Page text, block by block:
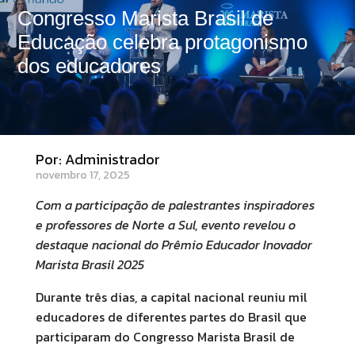
Congresso Marista Brasil de
Educação celebra protagonismo
dos educadores
Por: Administrador
novembro 17, 2025
Com a participação de palestrantes inspiradores
e professores de Norte a Sul, evento revelou o
destaque nacional do Prêmio Educador Inovador
Marista Brasil 2025
Durante três dias, a capital nacional reuniu mil
educadores de diferentes partes do Brasil que
participaram do Congresso Marista Brasil de